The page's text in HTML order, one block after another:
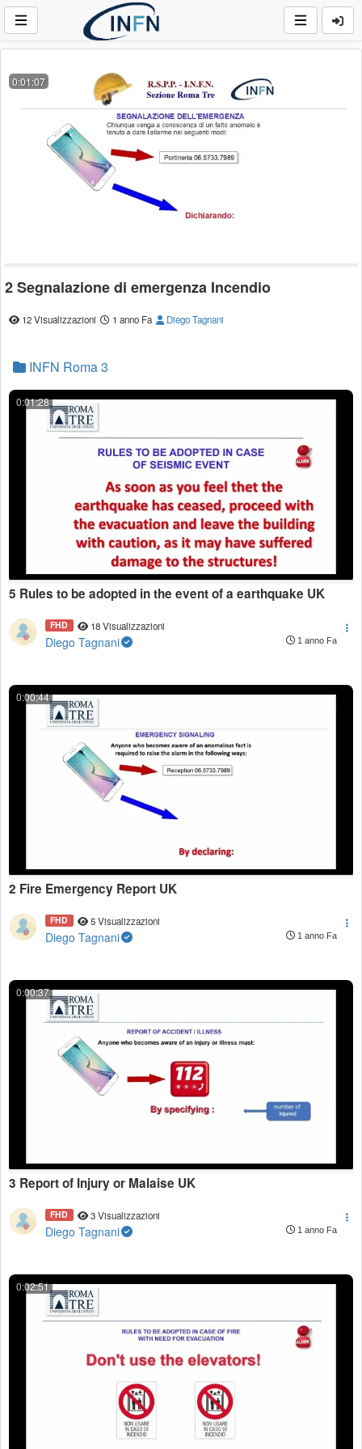
0:01:07
2 Segnalazione di emergenza Incendio
12 Visualizzazioni 1 anno Fa Diego Tagnani
INFN Roma 3
0:01:28
5 Rules to be adopted in the event of a earthquake UK
FHD 18 Visualizzazioni
Diego Tagnani 1 anno Fa
0:00:44
2 Fire Emergency Report UK
FHD 5 Visualizzazioni
Diego Tagnani 1 anno Fa
0:00:37
3 Report of Injury or Malaise UK
FHD 3 Visualizzazioni
Diego Tagnani 1 anno Fa
0:02:51